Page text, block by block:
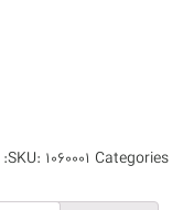
SKU: 1060001 Categories: